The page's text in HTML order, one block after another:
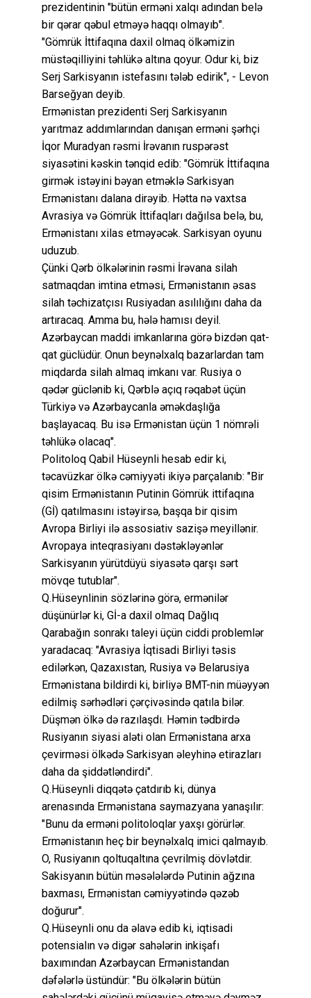
prezidentinin "bütün erməni xalqı adından belə
bir qərar qəbul etməyə haqqı olmayıb".
"Gömrük İttifaqına daxil olmaq ölkəmizin
müstəqilliyini təhlükə altına qoyur. Odur ki, biz
Serj Sarkisyanın istefasını tələb edirik", - Levon
Barseğyan deyib.
Ermənistan prezidenti Serj Sarkisyanın
yarıtmaz addımlarından danışan erməni şərhçi
İqor Muradyan rəsmi İrəvanın ruspərəst
siyasətini kəskin tənqid edib: "Gömrük İttifaqına
girmək istəyini bəyan etməklə Sarkisyan
Ermənistanı dalana dirəyib. Hətta nə vaxtsa
Avrasiya və Gömrük İttifaqları dağılsa belə, bu,
Ermənistanı xilas etməyəcək. Sarkisyan oyunu
uduzub.
Çünki Qərb ölkələrinin rəsmi İrəvana silah
satmaqdan imtina etməsi, Ermənistanın əsas
silah təchizatçısı Rusiyadan asılılığını daha da
artıracaq. Amma bu, hələ hamısı deyil.
Azərbaycan maddi imkanlarına görə bizdən qat-
qat güclüdür. Onun beynəlxalq bazarlardan tam
miqdarda silah almaq imkanı var. Rusiya o
qədər güclənib ki, Qərblə açıq rəqabət üçün
Türkiyə və Azərbaycanla əməkdaşlığa
başlayacaq. Bu isə Ermənistan üçün 1 nömrəli
təhlükə olacaq".
Politoloq Qabil Hüseynli hesab edir ki,
təcavüzkar ölkə cəmiyyəti ikiyə parçalanıb: "Bir
qisim Ermənistanın Putinin Gömrük ittifaqına
(Gİ) qatılmasını istəyirsə, başqa bir qisim
Avropa Birliyi ilə assosiativ sazişə meyillənir.
Avropaya inteqrasiyanı dəstəkləyənlər
Sarkisyanın yürütdüyü siyasətə qarşı sərt
mövqe tutublar".
Q.Hüseynlinin sözlərinə görə, ermənilər
düşünürlər ki, Gİ-a daxil olmaq Dağlıq
Qarabağın sonrakı taleyi üçün ciddi problemlər
yaradacaq: "Avrasiya İqtisadi Birliyi təsis
edilərkən, Qazaxıstan, Rusiya və Belarusiya
Ermənistana bildirdi ki, birliyə BMT-nin müəyyən
edilmiş sərhədləri çərçivəsində qatıla bilər.
Düşmən ölkə də razılaşdı. Həmin tədbirdə
Rusiyanın siyasi aləti olan Ermənistana arxa
çevirməsi ölkədə Sarkisyan əleyhinə etirazları
daha da şiddətləndirdi".
Q.Hüseynli diqqətə çatdırıb ki, dünya
arenasında Ermənistana saymazyana yanaşılır:
"Bunu da erməni politoloqlar yaxşı görürlər.
Ermənistanın heç bir beynəlxalq imici qalmayıb.
O, Rusiyanın qoltuqaltına çevrilmiş dövlətdir.
Sakisyanın bütün məsələlərdə Putinin ağzına
baxması, Ermənistan cəmiyyətində qəzəb
doğurur".
Q.Hüseynli onu da əlavə edib ki, iqtisadi
potensialın və digər sahələrin inkişafı
baxımından Azərbaycan Ermənistandan
dəfələrlə üstündür: "Bu ölkələrin bütün